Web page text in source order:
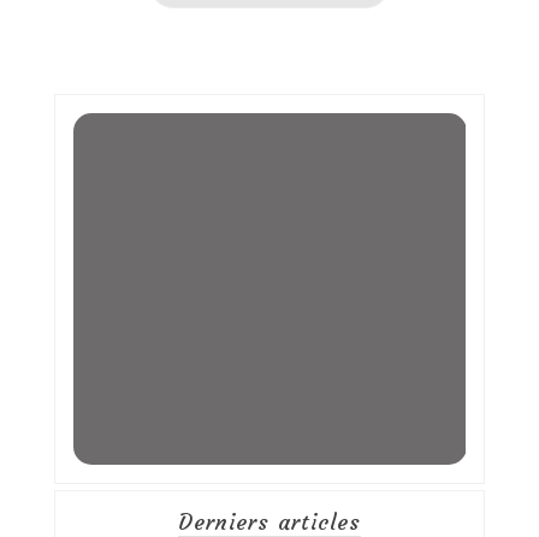
Derniers articles